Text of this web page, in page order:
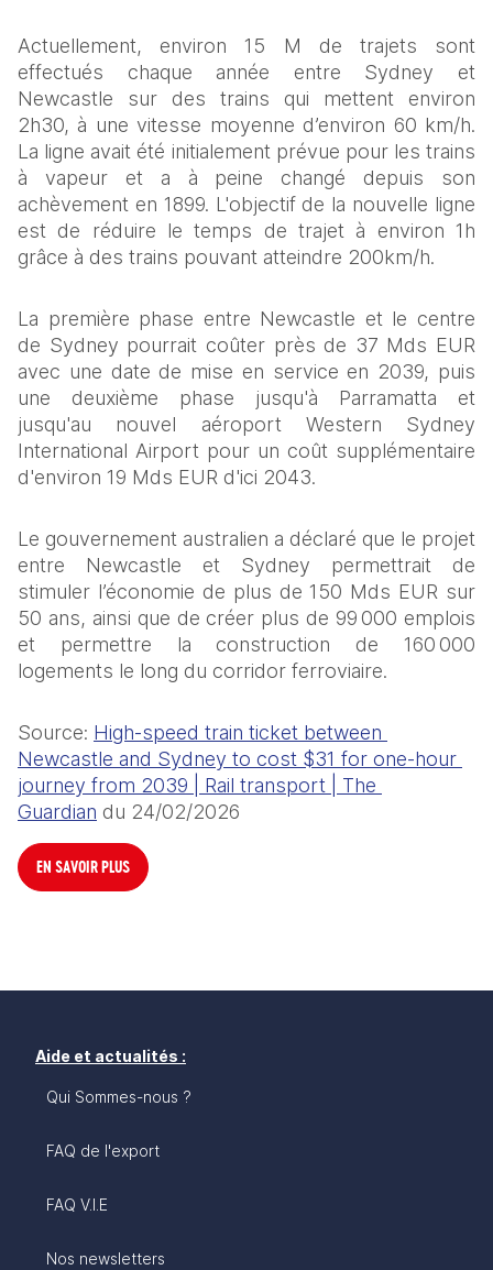
Actuellement, environ 15 M de trajets sont
effectués chaque année entre Sydney et
Newcastle sur des trains qui mettent environ
2h30, à une vitesse moyenne d’environ 60 km/h.
La ligne avait été initialement prévue pour les trains
à vapeur et a à peine changé depuis son
achèvement en 1899. L'objectif de la nouvelle ligne
est de réduire le temps de trajet à environ 1h
grâce à des trains pouvant atteindre 200km/h.
La première phase entre Newcastle et le centre
de Sydney pourrait coûter près de 37 Mds EUR
avec une date de mise en service en 2039, puis
une deuxième phase jusqu'à Parramatta et
jusqu'au nouvel aéroport Western Sydney
International Airport pour un coût supplémentaire
d'environ 19 Mds EUR d'ici 2043.
Le gouvernement australien a déclaré que le projet
entre Newcastle et Sydney permettrait de
stimuler l’économie de plus de 150 Mds EUR sur
50 ans, ainsi que de créer plus de 99 000 emplois
et permettre la construction de 160 000
logements le long du corridor ferroviaire.
Source: High-speed train ticket between
Newcastle and Sydney to cost $31 for one-hour
journey from 2039 | Rail transport | The
Guardian du 24/02/2026
EN SAVOIR PLUS
Aide et actualités :
Qui Sommes-nous ?
FAQ de l'export
FAQ V.I.E
Nos newsletters